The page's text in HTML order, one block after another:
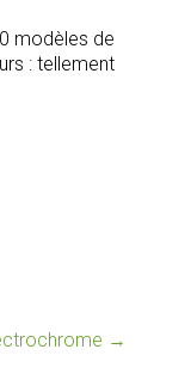
modèles de
: tellement
→